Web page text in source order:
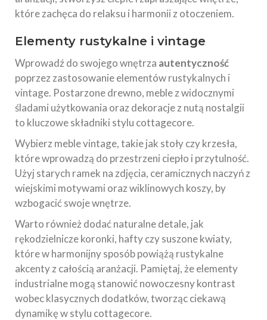
które zachęca do relaksu i harmonii z otoczeniem.
Elementy rustykalne i vintage
Wprowadź do swojego wnętrza autentyczność
poprzez zastosowanie elementów rustykalnych i
vintage. Postarzone drewno, meble z widocznymi
śladami użytkowania oraz dekoracje z nutą nostalgii
to kluczowe składniki stylu cottagecore.
Wybierz meble vintage, takie jak stoły czy krzesła,
które wprowadzą do przestrzeni ciepło i przytulność.
Użyj starych ramek na zdjęcia, ceramicznych naczyń z
wiejskimi motywami oraz wiklinowych koszy, by
wzbogacić swoje wnętrze.
Warto również dodać naturalne detale, jak
rękodzielnicze koronki, hafty czy suszone kwiaty,
które w harmonijny sposób powiążą rustykalne
akcenty z całością aranżacji. Pamiętaj, że elementy
industrialne mogą stanowić nowoczesny kontrast
wobec klasycznych dodatków, tworząc ciekawą
dynamikę w stylu cottagecore.